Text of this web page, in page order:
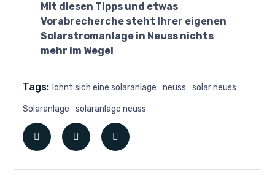
Mit diesen Tipps und etwas
Vorabrecherche steht Ihrer eigenen
Solarstromanlage in Neuss nichts
mehr im Wege!
Tags: lohnt sich eine solaranlage neuss solar neuss
Solaranlage solaranlage neuss